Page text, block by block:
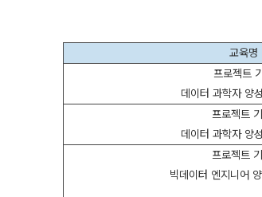
교육명
프로젝트
데이터 과학자 양
프로젝트
데이터 과학자 양
프로젝트
빅데이터 엔지니어